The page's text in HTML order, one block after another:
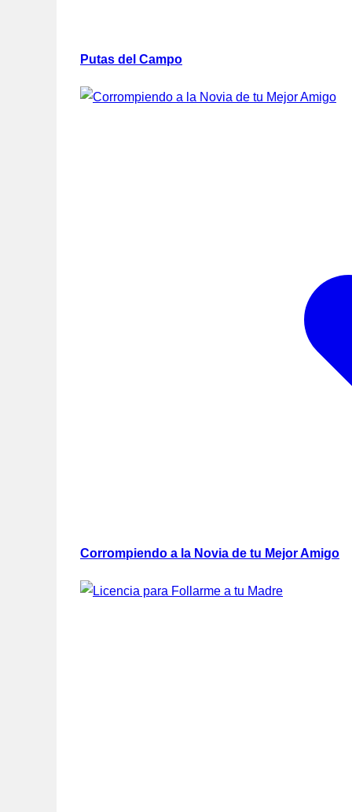
Putas del Campo
Corrompiendo a la Novia de tu Mejor Amigo